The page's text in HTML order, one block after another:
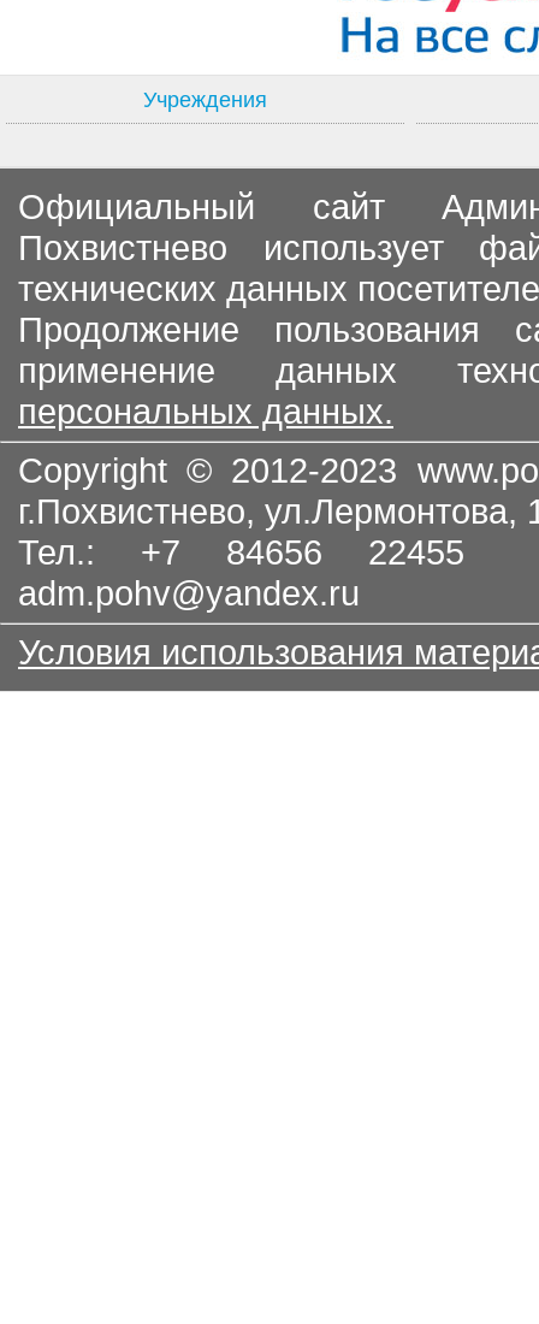
Учреждения
Официальный сайт
Похвистнево использует
технических данных
Продолжение пользования
применение данных
персональных данных.
Copyright © 2012-2023
г.Похвистнево, ул.Лермонтова,
Тел.: +7 84656
adm.pohv@yandex.ru
Условия использования